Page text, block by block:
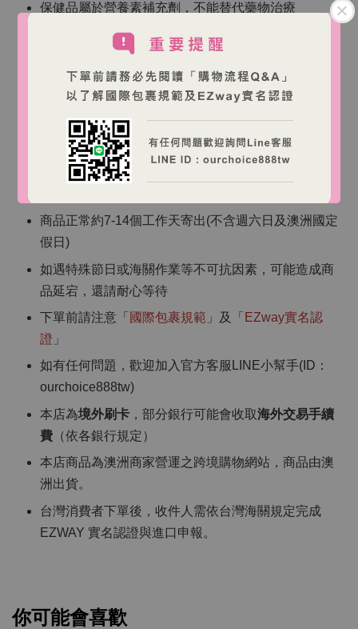
保健品屬於營養素補充劑，不能替代藥物治療
保健品不能取代日常的均衡飲食與健康生活習慣
1. 不適症狀持續、改變或惡化
2. 懷孕/哺乳期/疾病史/服用藥物中/進行療程或手術者
【海外跨境購物說明】
商品正常約7-14個工作天寄出(不含週六日及澳洲國定
假日)
如遇特殊節日或海關作業等不可抗因素，可能造成商
品延宕，還請耐心等待
下單前請注意「 國際包裹規範 」及「 EZway實名認
證 」
如有任何問題，歡迎加入官方客服LINE小幫手(ID：
ourchoice888tw)
本店為境外刷卡 ，部分銀行可能會收取海外交易手續
費 （依各銀行規定）
本店商品為澳洲商家營運之跨境購物網站，商品由澳
洲出貨。
台灣消費者下單後，收件人需依台灣海關規定完成
EZWAY 實名認證與進口申報。
你可能會喜歡